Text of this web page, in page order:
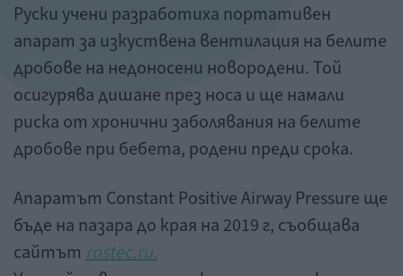
Руски учени разработиха портативен
апарат за изкуствена вентилация на белите
дробове на недоносени новородени. Той
осигурява дишане през носа и ще намали
риска от хронични заболявания на белите
дробове при бебета, родени преди срока.
Апаратът Constant Positive Airway Pressure ще
бъде на пазара до края на 2019 г, съобщава
сайтът rostec.ru.